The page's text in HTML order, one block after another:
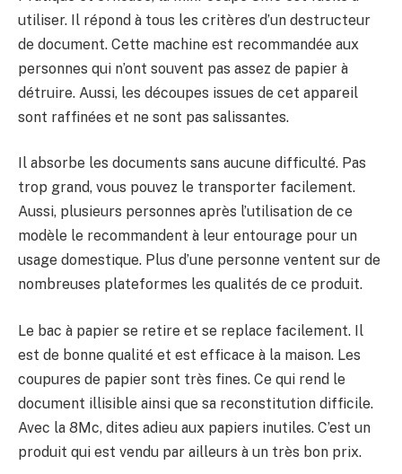
utiliser. Il répond à tous les critères d’un destructeur
de document. Cette machine est recommandée aux
personnes qui n’ont souvent pas assez de papier à
détruire. Aussi, les découpes issues de cet appareil
sont raffinées et ne sont pas salissantes.
Il absorbe les documents sans aucune difficulté. Pas
trop grand, vous pouvez le transporter facilement.
Aussi, plusieurs personnes après l’utilisation de ce
modèle le recommandent à leur entourage pour un
usage domestique. Plus d’une personne ventent sur de
nombreuses plateformes les qualités de ce produit.
Le bac à papier se retire et se replace facilement. Il
est de bonne qualité et est efficace à la maison. Les
coupures de papier sont très fines. Ce qui rend le
document illisible ainsi que sa reconstitution difficile.
Avec la 8Mc, dites adieu aux papiers inutiles. C’est un
produit qui est vendu par ailleurs à un très bon prix.